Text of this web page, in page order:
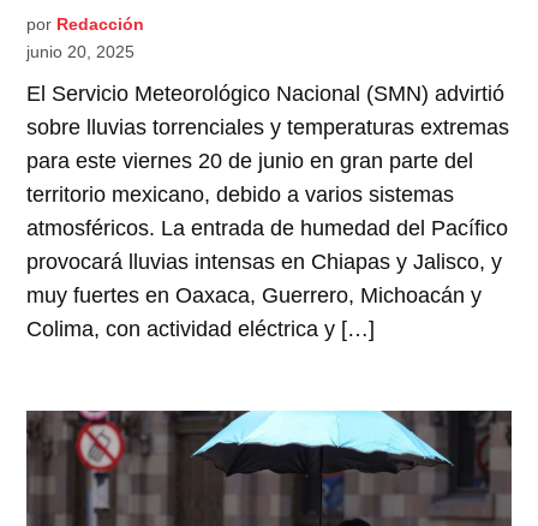
por Redacción
junio 20, 2025
El Servicio Meteorológico Nacional (SMN) advirtió
sobre lluvias torrenciales y temperaturas extremas
para este viernes 20 de junio en gran parte del
territorio mexicano, debido a varios sistemas
atmosféricos. La entrada de humedad del Pacífico
provocará lluvias intensas en Chiapas y Jalisco, y
muy fuertes en Oaxaca, Guerrero, Michoacán y
Colima, con actividad eléctrica y […]